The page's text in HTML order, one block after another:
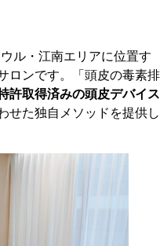
ル・江南エリアに位置す
ロンです。「頭皮の毒素排
許取得済みの頭皮デバイス
せた独自メソッドを提供し